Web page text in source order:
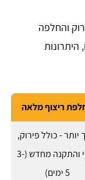
והחלפה
ריצוף מלאה
יותר - כולל פירוק,
ניקוי והתקנה מחדש (3-
5 ימים)